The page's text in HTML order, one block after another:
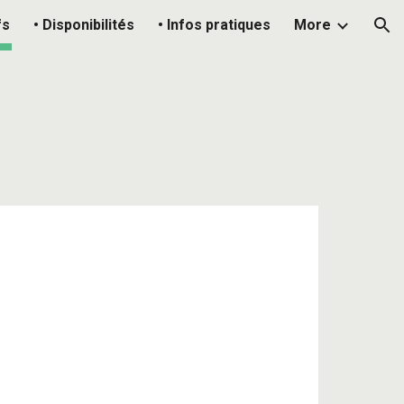
• Disponibilités • Infos pratiques More